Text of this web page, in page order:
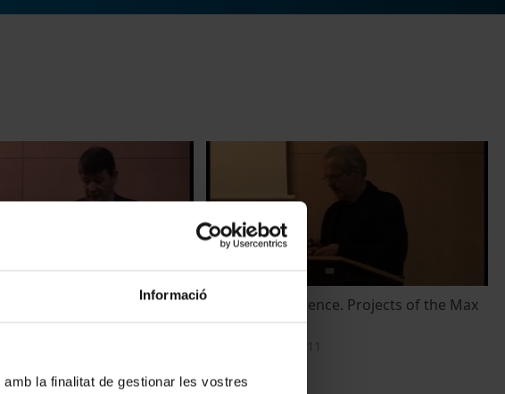
Informació
la finalitat de gestionar les vostres
of the scientist
the construction of a new
Building for Science. Projects of the Max
Planck Society